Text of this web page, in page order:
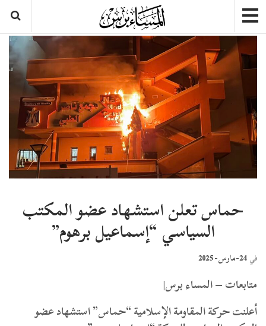
حماس تعلن استشهاد عضو المكتب
السياسي “إسماعيل برهوم”
في 24-مارس- 2025
متابعات – المساء برس|
أعلنت حركة المقاومة الإسلامية “حماس” استشهاد عضو